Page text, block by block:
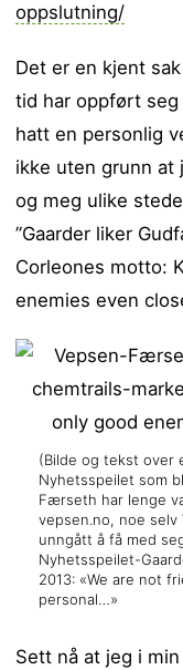
oppslutning/
Det er en kjent
tid har oppført
hatt en personlig
ikke uten grunn
og meg ulike
”Gaarder liker
Corleones motto:
enemies even
(Bilde og tekst over
Nyhetsspeilet som
Færseth har lenge
vepsen.no, noe
unngått å få med
Nyhetsspeilet-
2013: «We are not
personal…»
Sett nå at jeg i